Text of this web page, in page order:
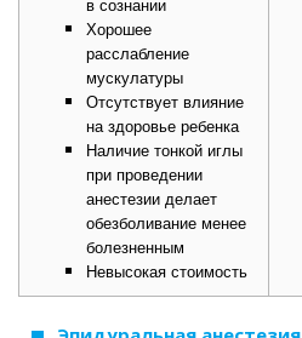
Хорошее
расслабление
мускулатуры
Отсутствует влияние
на здоровье ребенка
Наличие тонкой иглы
при проведении
анестезии делает
обезболивание менее
болезненным
Невысокая стоимость